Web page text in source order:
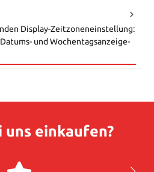
Display-Zeitzoneneinstellung:
und Wochentagsanzeige-
uns einkaufen?